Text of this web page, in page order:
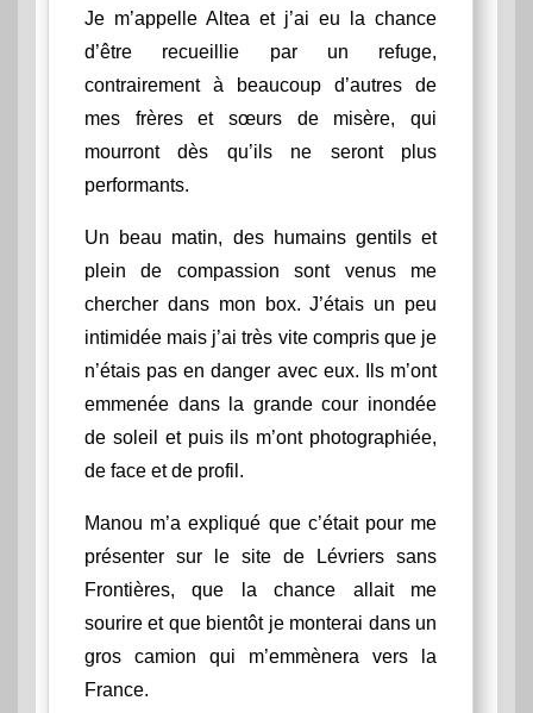
Je m’appelle Altea et j’ai eu la chance
d’être recueillie par un refuge,
contrairement à beaucoup d’autres de
mes frères et sœurs de misère, qui
mourront dès qu’ils ne seront plus
performants.
Un beau matin, des humains gentils et
plein de compassion sont venus me
chercher dans mon box. J’étais un peu
intimidée mais j’ai très vite compris que je
n’étais pas en danger avec eux. Ils m’ont
emmenée dans la grande cour inondée
de soleil et puis ils m’ont photographiée,
de face et de profil.
Manou m’a expliqué que c’était pour me
présenter sur le site de Lévriers sans
Frontières, que la chance allait me
sourire et que bientôt je monterai dans un
gros camion qui m’emmènera vers la
France.